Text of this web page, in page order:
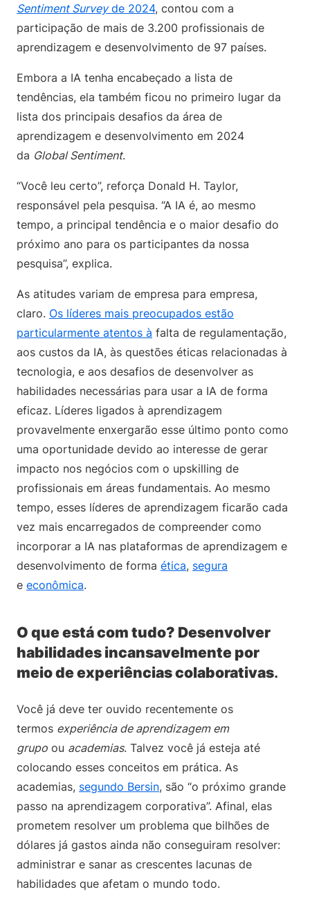
Sentiment Surveyde 2024, contou com a
participação de mais de 3.200 profissionais de
aprendizagem e desenvolvimento de 97 países.
Embora a IA tenha encabeçado a lista de
tendências, ela também ficou no primeiro lugar da
lista dos principais desafios da área de
aprendizagem e desenvolvimento em 2024
da Global Sentiment.
“Você leu certo”, reforça Donald H. Taylor,
responsável pela pesquisa. “A IA é, ao mesmo
tempo, a principal tendência e o maior desafio do
próximo ano para os participantes da nossa
pesquisa”, explica.
As atitudes variam de empresa para empresa,
claro. Os líderes mais preocupados estão
particularmente atentos à falta de regulamentação,
aos custos da IA, às questões éticas relacionadas à
tecnologia, e aos desafios de desenvolver as
habilidades necessárias para usar a IA de forma
eficaz. Líderes ligados à aprendizagem
provavelmente enxergarão esse último ponto como
uma oportunidade devido ao interesse de gerar
impacto nos negócios com o upskilling de
profissionais em áreas fundamentais. Ao mesmo
tempo, esses líderes de aprendizagem ficarão cada
vez mais encarregados de compreender como
incorporar a IA nas plataformas de aprendizagem e
desenvolvimento de forma ética, segura
e econômica.
O que está com tudo? Desenvolver
habilidades incansavelmente por
meio de experiências colaborativas.
Você já deve ter ouvido recentemente os
termos experiência de aprendizagem em
grupo ou academias. Talvez você já esteja até
colocando esses conceitos em prática. As
academias, segundo Bersin, são “o próximo grande
passo na aprendizagem corporativa”. Afinal, elas
prometem resolver um problema que bilhões de
dólares já gastos ainda não conseguiram resolver:
administrar e sanar as crescentes lacunas de
habilidades que afetam o mundo todo.